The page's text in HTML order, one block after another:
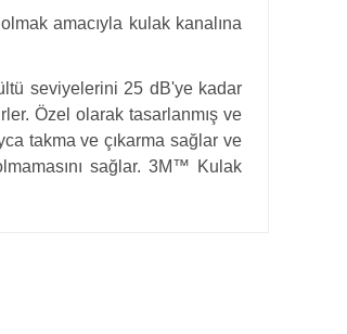
amacıyla kulak kanalına
seviyelerini 25 dB'ye kadar
Özel olarak tasarlanmış ve
takma ve çıkarma sağlar ve
sağlar. 3M™ Kulak